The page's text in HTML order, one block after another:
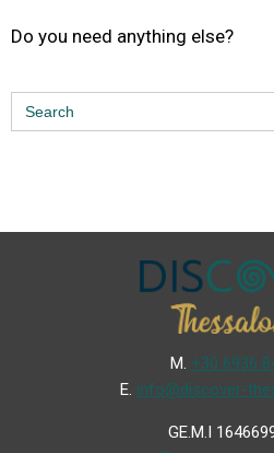
Do you need anything else?
Search
for:
Μ. +30 6936
Ε. info@discover-
GE.M.I